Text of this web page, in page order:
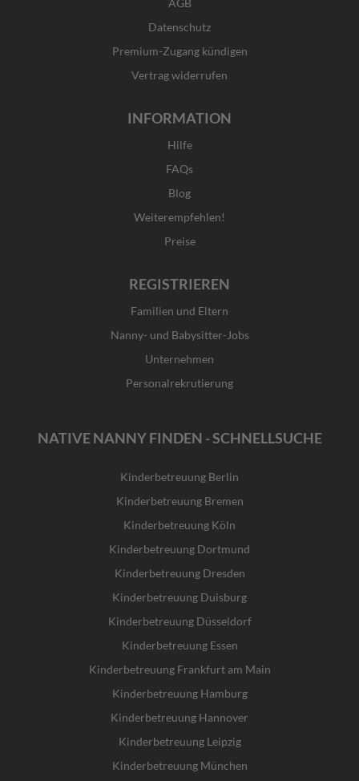
f
a
m
e
r
Datenschutz
Premium-Zugang kündigen
Vertrag widerrufen
INFORMATION
Hilfe
FAQs
Blog
Weiterempfehlen!
Preise
REGISTRIEREN
Familien und Eltern
Nanny- und Babysitter-Jobs
Unternehmen
Personalrekrutierung
NATIVE NANNY FINDEN - SCHNELLSUCHE
Kinderbetreuung Berlin
Kinderbetreuung Bremen
Kinderbetreuung Köln
Kinderbetreuung Dortmund
Kinderbetreuung Dresden
Kinderbetreuung Duisburg
Kinderbetreuung Düsseldorf
Kinderbetreuung Essen
Kinderbetreuung Frankfurt am Main
Kinderbetreuung Hamburg
Kinderbetreuung Hannover
Kinderbetreuung Leipzig
Kinderbetreuung München